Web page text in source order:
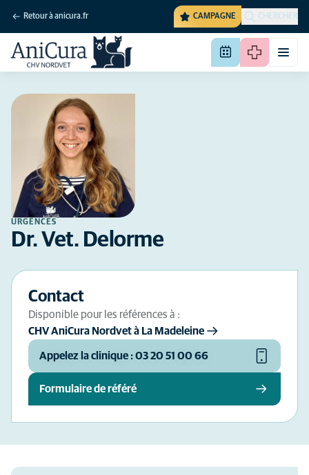
Retour à anicura.fr CAMPAGNE CHERCHER
URGENCES
Dr. Vet. Delorme
Contact
Disponible pour les références à :
CHV AniCura Nordvet à La Madeleine
Appelez la clinique : 03 20 51 00 66
Formulaire de référé